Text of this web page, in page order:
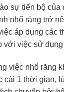
sự tiến bộ của
nhổ răng trở
áp dụng các
với việc sử dụng
việc nhổ răng
cài 1 thời gian,